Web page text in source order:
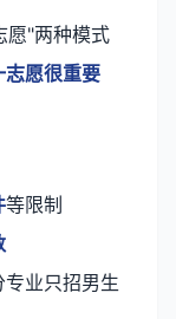
愿"两种模式
志愿很重要
等限制
业只招男生